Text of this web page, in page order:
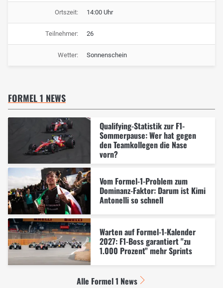
Ortszeit: 14:00 Uhr
Teilnehmer: 26
Wetter: Sonnenschein
FORMEL 1 NEWS
Qualifying-Statistik zur F1-
Sommerpause: Wer hat gegen
den Teamkollegen die Nase
vorn?
Vom Formel-1-Problem zum
Dominanz-Faktor: Darum ist Kimi
Antonelli so schnell
Warten auf Formel-1-Kalender
2027: F1-Boss garantiert "zu
1.000 Prozent" mehr Sprints
Alle Formel 1 News